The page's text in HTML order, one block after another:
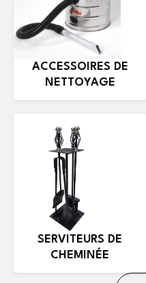
ACCESSOIRES DE
NETTOYAGE
SERVITEURS DE
CHEMINÉE